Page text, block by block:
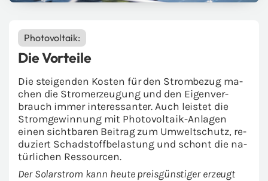
Pho­to­vol­ta­ik:
Die Vor­tei­le
Die stei­gen­den Kos­ten für den Strom­be­zug ma­
chen die Strom­erzeu­gung und den Ei­gen­ver­
brauch immer in­ter­es­san­ter. Auch leis­tet die
Strom­ge­win­nung mit Photovoltaik-​Anlagen
einen sicht­ba­ren Bei­trag zum Um­welt­schutz, re­
du­ziert Schad­stoff­be­las­tung und schont die na­
tür­li­chen Res­sour­cen.
Der So­lar­strom kann heute preis­güns­ti­ger er­zeugt